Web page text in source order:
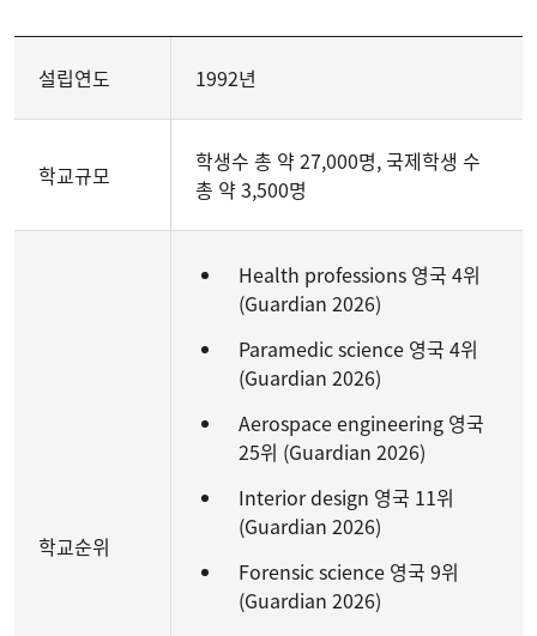
설립연도 1992년
학교규모
학생수 총 약 27,000명, 국제학생 수
총 약 3,500명
학교순위
Health professions 영국 4위
(Guardian 2026)
Paramedic science 영국 4위
(Guardian 2026)
Aerospace engineering 영국
25위 (Guardian 2026)
Interior design 영국 11위
(Guardian 2026)
Forensic science 영국 9위
(Guardian 2026)